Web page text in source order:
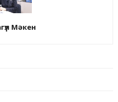
Мәкен